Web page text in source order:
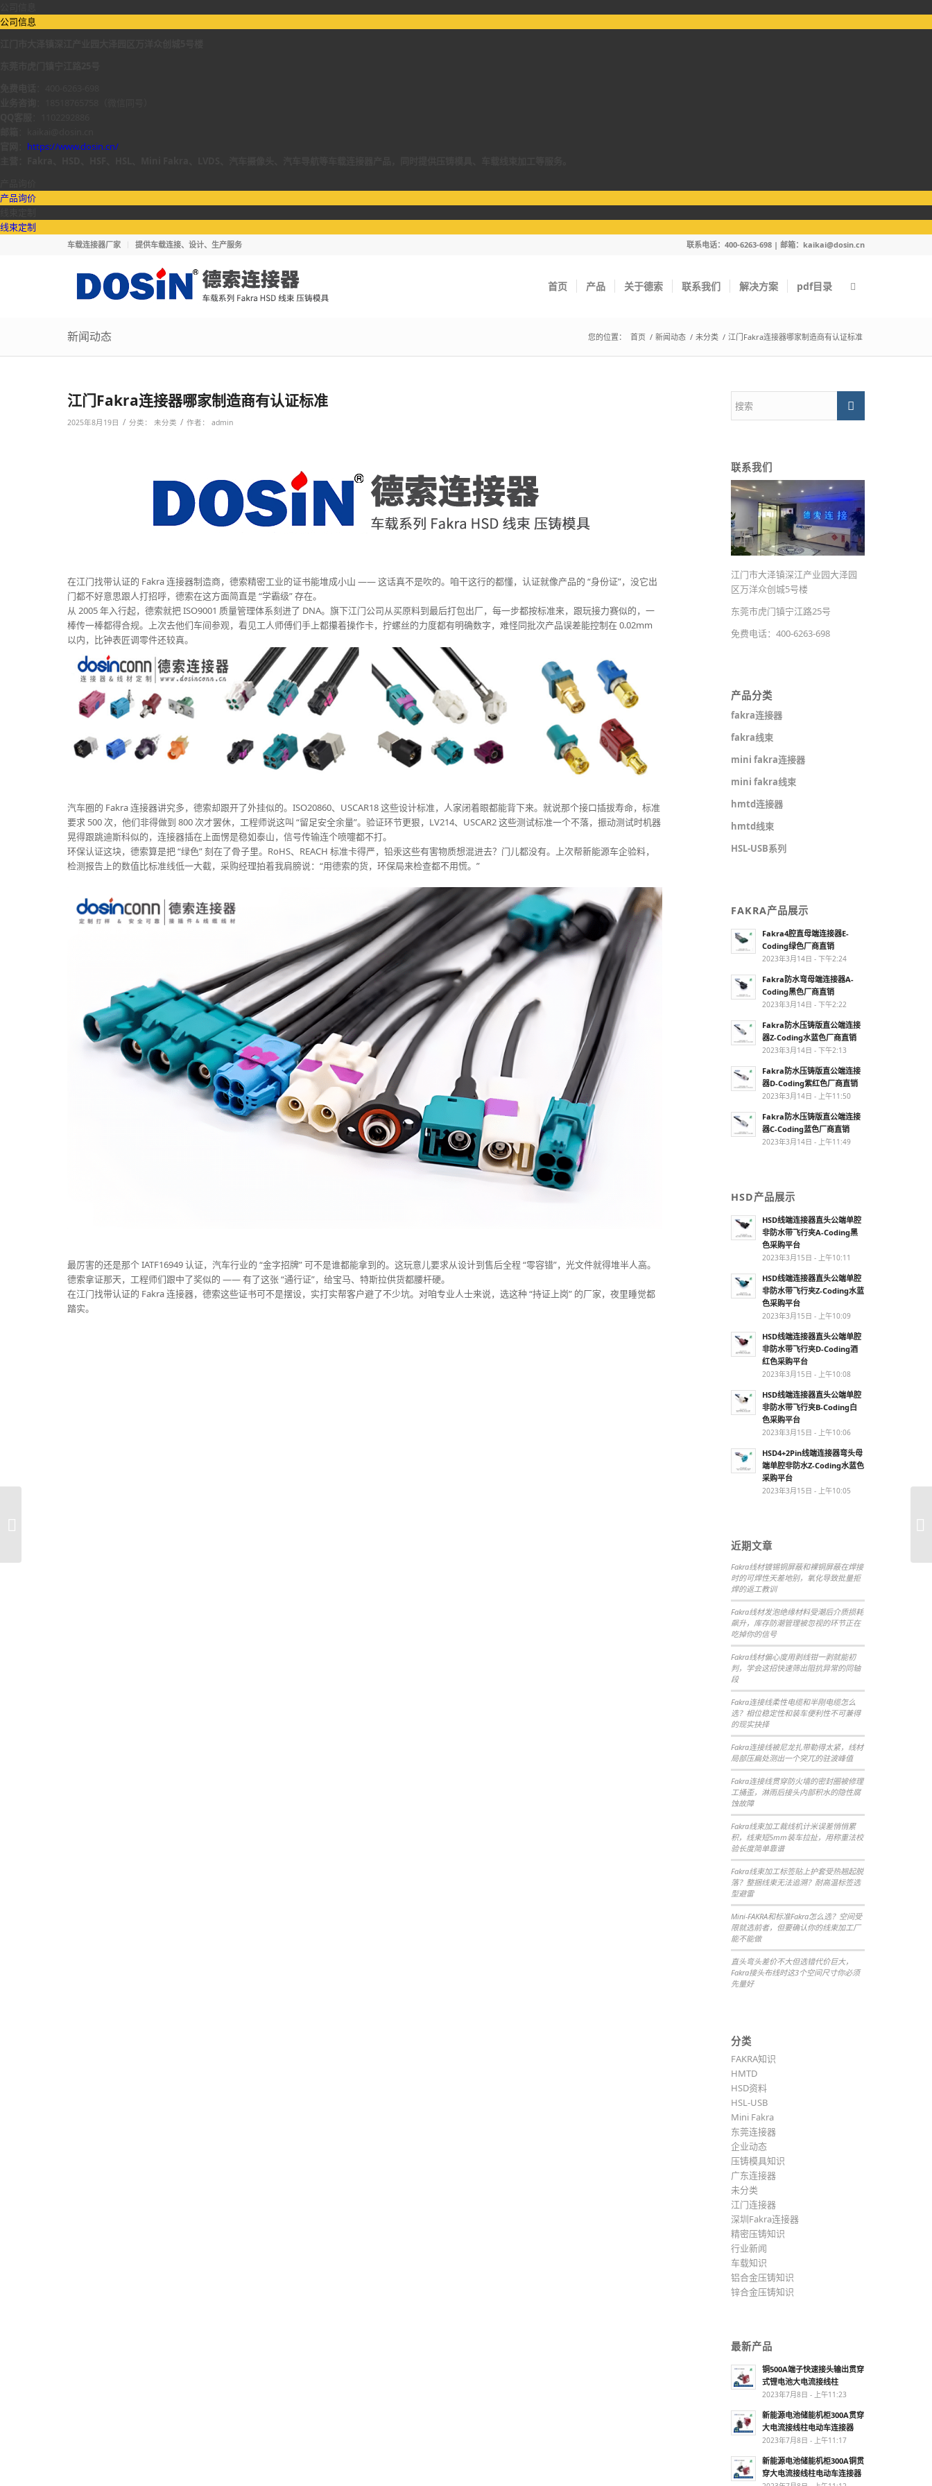
公司信息
https://www.dosin.cn/
产品询价
线束定制
车载连接器厂家 提供车载连接、设计、生产服务 联系电话：400-6263-698 | 邮箱： kaikai@dosin.cn
首页 产品 关于德索 联系我们 解决方案 pdf目录
新闻动态 您的位置： 首页 / 新闻动态 / 未分类 / 江门Fakra连接器哪家制造商有认证标准
江门Fakra连接器哪家制造商有认证标准
2025年8月19日 / 分类：未分类 / 作者：admin
在江门找带认证的 Fakra 连接器制造商，德索精密工业的证书能堆成小山 —— 这话真不是吹的。咱干这行的都懂，认证就像产品的 “身份证”，没它出
门都不好意思跟人打招呼，德索在这方面简直是 “学霸级” 存在。​
从 2005 年入行起，德索就把 ISO9001 质量管理体系刻进了 DNA。旗下江门公司从买原料到最后打包出厂，每一步都按标准来，跟玩接力赛似的，一
棒传一棒都得合规。上次去他们车间参观，看见工人师傅们手上都攥着操作卡，拧螺丝的力度都有明确数字，难怪同批次产品误差能控制在 0.02mm
以内，比钟表匠调零件还较真。​
汽车圈的 Fakra 连接器讲究多，德索却跟开了外挂似的。ISO20860、USCAR18 这些设计标准，人家闭着眼都能背下来。就说那个接口插拔寿命，标准
要求 500 次，他们非得做到 800 次才罢休，工程师说这叫 “留足安全余量”。验证环节更狠，LV214、USCAR2 这些测试标准一个不落，振动测试时机器
晃得跟跳迪斯科似的，连接器插在上面愣是稳如泰山，信号传输连个喷嚏都不打。​
环保认证这块，德索算是把 “绿色” 刻在了骨子里。RoHS、REACH 标准卡得严，铅汞这些有害物质想混进去？门儿都没有。上次帮新能源车企验料，
检测报告上的数值比标准线低一大截，采购经理拍着我肩膀说：“用德索的货，环保局来检查都不用慌。”​
最厉害的还是那个 IATF16949 认证，汽车行业的 “金字招牌” 可不是谁都能拿到的。这玩意儿要求从设计到售后全程 “零容错”，光文件就得堆半人高。
德索拿证那天，工程师们跟中了奖似的 —— 有了这张 “通行证”，给宝马、特斯拉供货都腰杆硬。​
在江门找带认证的 Fakra 连接器，德索这些证书可不是摆设，实打实帮客户避了不少坑。对咱专业人士来说，选这种 “持证上岗” 的厂家，夜里睡觉都
踏实。​
联系我们
江门市大泽镇深江产业园大泽园
区万洋众创城5号楼
东莞市虎门镇宁江路25号
免费电话：400-6263-698
产品分类
fakra连接器
fakra线束
mini fakra连接器
mini fakra线束
hmtd连接器
hmtd线束
HSL-USB系列
FAKRA产品展示
Fakra4腔直母端连接器E-
Coding绿色厂商直销
2023年3月14日 - 下午2:24
Fakra防水弯母端连接器A-
Coding黑色厂商直销
2023年3月14日 - 下午2:22
Fakra防水压铸版直公端连接
器Z-Coding水蓝色厂商直销
2023年3月14日 - 下午2:13
Fakra防水压铸版直公端连接
器D-Coding紫红色厂商直销
2023年3月14日 - 上午11:50
Fakra防水压铸版直公端连接
器C-Coding蓝色厂商直销
2023年3月14日 - 上午11:49
HSD产品展示
HSD线端连接器直头公端单腔
非防水带飞行夹A-Coding黑
色采购平台
2023年3月15日 - 上午10:11
HSD线端连接器直头公端单腔
非防水带飞行夹Z-Coding水蓝
色采购平台
2023年3月15日 - 上午10:09
HSD线端连接器直头公端单腔
非防水带飞行夹D-Coding酒
红色采购平台
2023年3月15日 - 上午10:08
HSD线端连接器直头公端单腔
非防水带飞行夹B-Coding白
色采购平台
2023年3月15日 - 上午10:06
HSD4+2Pin线端连接器弯头母
端单腔非防水Z-Coding水蓝色
采购平台
2023年3月15日 - 上午10:05
近期文章
Fakra线材镀锡铜屏蔽和裸铜屏蔽在焊接
时的可焊性天差地别，氧化导致批量拒
焊的返工教训
Fakra线材发泡绝缘材料受潮后介质损耗
飙升，库存防潮管理被忽视的环节正在
吃掉你的信号
Fakra线材偏心度用剥线钳一剥就能初
判，学会这招快速筛出阻抗异常的同轴
段
Fakra连接线柔性电缆和半刚电缆怎么
选？相位稳定性和装车便利性不可兼得
的现实抉择
Fakra连接线被尼龙扎带勒得太紧，线材
局部压扁处测出一个突兀的驻波峰值
Fakra连接线贯穿防火墙的密封圈被修理
工捅歪，淋雨后接头内部积水的隐性腐
蚀故障
Fakra线束加工裁线机计米误差悄悄累
积，线束短5mm装车拉扯，用称重法校
验长度简单靠谱
Fakra线束加工标签贴上护套受热翘起脱
落？整捆线束无法追溯？耐高温标签选
型避雷
Mini-FAKRA和标准Fakra怎么选？空间受
限就选前者，但要确认你的线束加工厂
能不能做
直头弯头差价不大但选错代价巨大，
Fakra接头布线时这3个空间尺寸你必须
先量好
分类
FAKRA知识
HMTD
HSD资料
HSL-USB
Mini Fakra
东莞连接器
企业动态
压铸模具知识
广东连接器
未分类
江门连接器
深圳Fakra连接器
精密压铸知识
行业新闻
车载知识
铝合金压铸知识
锌合金压铸知识
最新产品
铜500A端子快速接头输出贯穿
式锂电池大电流接线柱
2023年7月8日 - 上午11:23
新能源电池储能机柜300A贯穿
大电流接线柱电动车连接器
2023年7月8日 - 上午11:17
新能源电池储能机柜300A铜贯
穿大电流接线柱电动车连接器